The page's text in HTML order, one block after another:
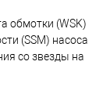
обмотки (WSK)
(SSM) насоса
со звезды на